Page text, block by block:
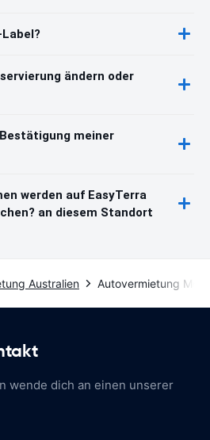
ändern oder
meiner
werden auf EasyTerra
an diesem Standort
Australien Autovermietung
wende dich an einen unserer